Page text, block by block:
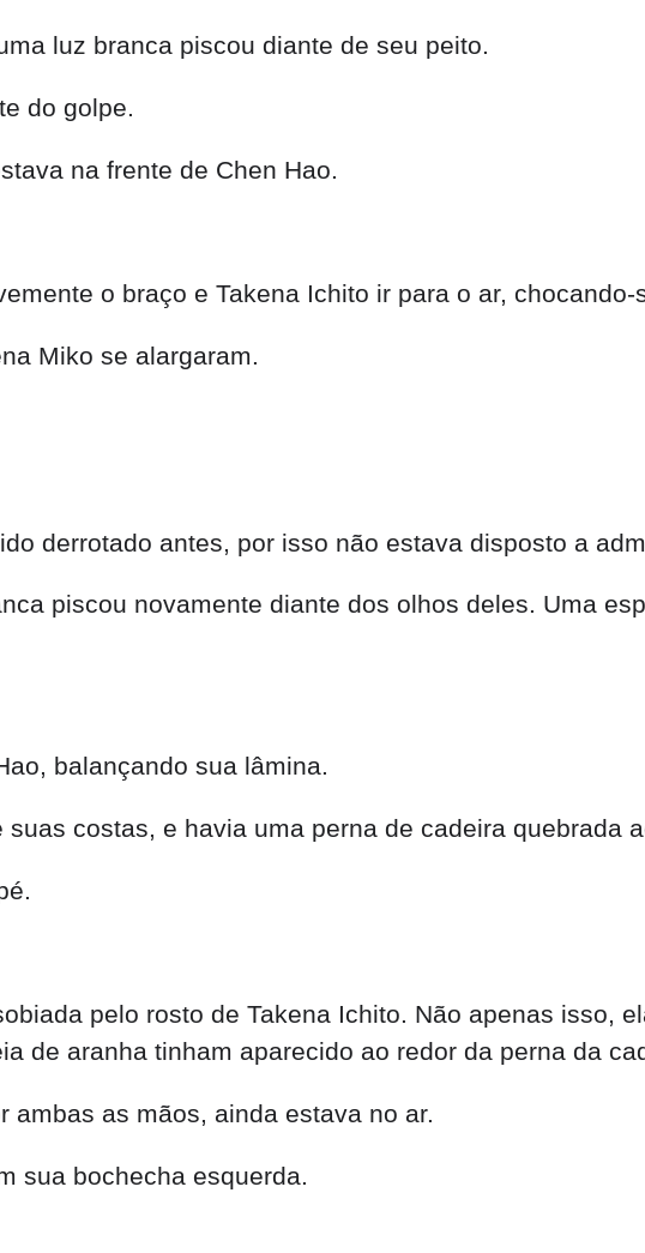
luz branca piscou diante de seu peito.
do golpe.
na frente de Chen Hao.
o braço e Takena Ichito ir para o ar,
Miko se alargaram.
derrotado antes, por isso não estava disposto a
piscou novamente diante dos olhos deles. Uma
balançando sua lâmina.
costas, e havia uma perna de cadeira quebrada
pelo rosto de Takena Ichito. Não apenas isso,
de aranha tinham aparecido ao redor da perna da
ambas as mãos, ainda estava no ar.
sua bochecha esquerda.